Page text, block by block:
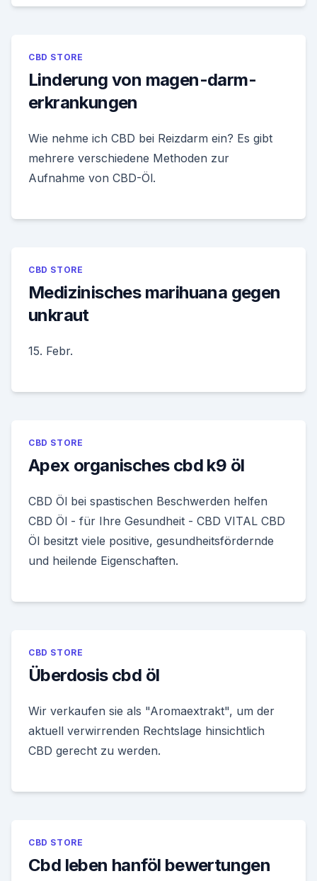
CBD STORE
Linderung von magen-darm-
erkrankungen
Wie nehme ich CBD bei Reizdarm ein? Es gibt
mehrere verschiedene Methoden zur
Aufnahme von CBD-Öl.
CBD STORE
Medizinisches marihuana gegen
unkraut
15. Febr.
CBD STORE
Apex organisches cbd k9 öl
CBD Öl bei spastischen Beschwerden helfen
CBD Öl - für Ihre Gesundheit - CBD VITAL CBD
Öl besitzt viele positive, gesundheitsfördernde
und heilende Eigenschaften.
CBD STORE
Überdosis cbd öl
Wir verkaufen sie als "Aromaextrakt", um der
aktuell verwirrenden Rechtslage hinsichtlich
CBD gerecht zu werden.
CBD STORE
Cbd leben hanföl bewertungen